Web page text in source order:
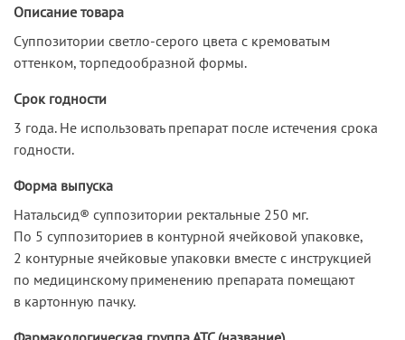
Описание товара
Суппозитории светло-серого цвета с кремоватым
оттенком, торпедообразной формы.
Срок годности
3 года. Не использовать препарат после истечения срока
годности.
Форма выпуска
Натальсид® суппозитории ректальные 250 мг.
По 5 суппозиториев в контурной ячейковой упаковке,
2 контурные ячейковые упаковки вместе с инструкцией
по медицинскому применению препарата помещают
в картонную пачку.